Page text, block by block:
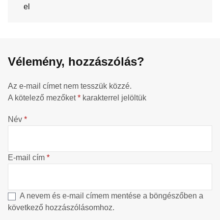
el
Vélemény, hozzászólás?
Az e-mail címet nem tesszük közzé.
A kötelező mezőket* karakterrel jelöltük
Név *
E-mail cím *
A nevem és e-mail címem mentése a böngészőben a
következő hozzászólásomhoz.